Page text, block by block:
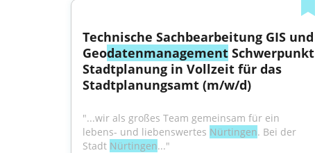
Technische Sachbearbeitung GIS und
Geodatenmanagement Schwerpunkt
Stadtplanung in Vollzeit für das
Stadtplanungsamt (m/w/d)
"...wir als großes Team gemeinsam für ein
lebens- und liebenswertes Nürtingen. Bei der
Stadt Nürtingen..."